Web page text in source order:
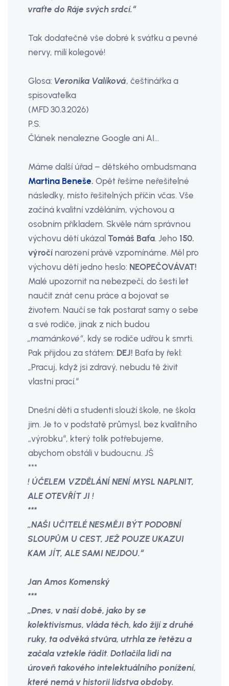
vraťte do Ráje svých srdcí.“
Tak dodatečně vše dobré k svátku a pevné
nervy, milí kolegové!
Glosa: Veronika Valíková, češtinářka a
spisovatelka
(MFD 30.3.2026)
P.S.
Článek nenalezne Google ani AI…
Máme další úřad – dětského ombudsmana
Martina Beneše. Opět řešíme neřešitelné
následky, místo řešitelných příčin včas. Vše
začíná kvalitní vzděláním, výchovou a
osobním příkladem. Skvěle nám správnou
výchovu dětí ukázal Tomáš Baťa. Jeho 150.
výročí narození právě vzpomínáme. Měl pro
výchovu dětí jedno heslo: NEOPEČOVÁVAT!
Malé upozornit na nebezpečí, do šesti let
naučit znát cenu práce a bojovat se
životem. Naučí se tak postarat samy o sebe
a své rodiče, jinak z nich budou
„mamánkové“, kdy se rodiče udřou k smrti.
Pak přijdou za státem: DEJ! Baťa by řekl:
„Pracuj, když jsi zdravý, nebudu tě živit
vlastní prací.“
Dnešní děti a studenti slouží škole, ne škola
jim. Je to v podstatě průmysl, bez kvalitního
„výrobku“, který tolik potřebujeme,
abychom obstáli v budoucnu. JŠ
***
! ÚČELEM VZDĚLÁNÍ NENÍ MYSL NAPLNIT,
ALE OTEVŘÍT JI !
***
„NAŠI UČITELÉ NESMĚJI BÝT PODOBNÍ
SLOUPŮM U CEST, JEŽ POUZE UKAZUI
KAM JÍT, ALE SAMI NEJDOU.“
Jan Amos Komenský
***
„Dnes, v naší době, jako by se
kolektivismus, vláda těch, kdo žijí z druhé
ruky, ta odvěká stvůra, utrhla ze řetězu a
začala vztekle řádit.Dotlačila lidi na
úroveň takového intelektuálního ponížení,
které nemá v historii lidstva obdoby.